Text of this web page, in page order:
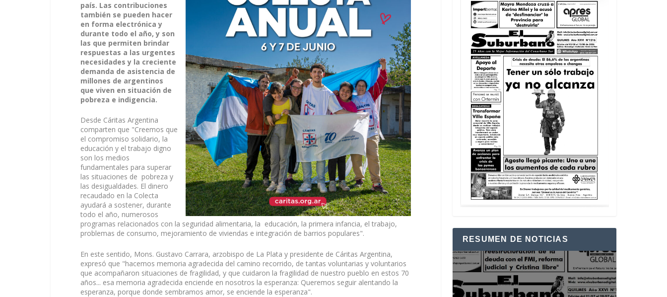
país. Las contribuciones
también se pueden hacer
en forma electrónica y
durante todo el año, y son
las que permiten brindar
respuestas a las urgentes
necesidades y la creciente
demanda de asistencia de
millones de argentinos
que viven en situación de
pobreza e indigencia.
Desde Cáritas Argentina
comparten que "Creemos que
el compromiso solidario, la
educación y el trabajo digno
son los medios
fundamentales para superar
las situaciones de pobreza y
las desigualdades. El dinero
recaudado en la Colecta
ayudará a sostener, durante
todo el año, numerosos
programas relacionados con la seguridad alimentaria, la educación, la primera infancia, el trabajo,
problemas de consumo, mejoramiento de viviendas e integración de barrios populares".
En este sentido, Mons. Gustavo Carrara, arzobispo de La Plata y presidente de Cáritas Argentina,
expresó que "hacemos memoria agradecida del camino recorrido, de tantas voluntarias y voluntarios
que acompañaron situaciones de fragilidad, y que cuidaron la fragilidad de nuestro pueblo en estos 70
años... esa memoria agradecida enciende en nosotros la esperanza: Queremos seguir alentando la
esperanza, porque donde sembramos amor, se enciende la esperanza".
RESUMEN DE NOTICIAS
Reproductor
de
vídeo